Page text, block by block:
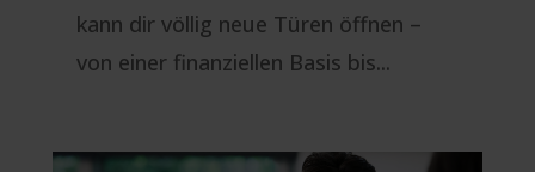
kann dir völlig neue Türen öffnen –
von einer finanziellen Basis bis...